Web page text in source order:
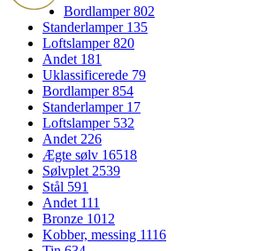
Bordlamper802
Standerlamper 135
Loftslamper820
Andet 181
Uklassificerede 79
Bordlamper854
Standerlamper 17
Loftslamper 532
Andet226
Ægte sølv 16518
Sølvplet2539
Stål 591
Andet 111
Bronze 1012
Kobber, messing 1116